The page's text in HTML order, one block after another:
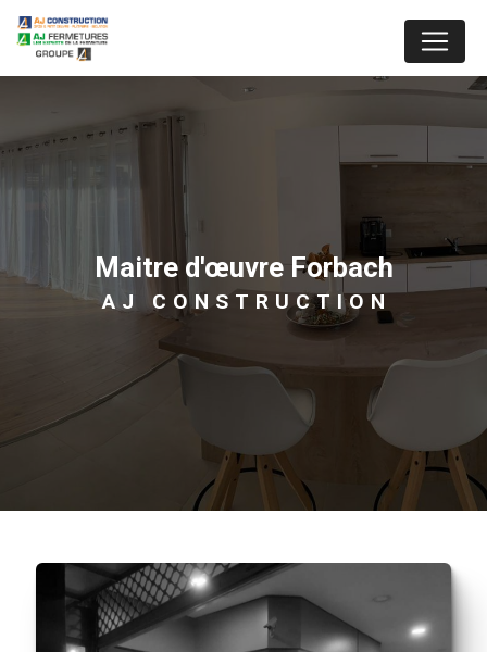
maitre d'œuvre Forbach
AJ CONSTRUCTION
Panneau de gestion des cookies